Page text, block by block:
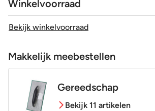
Winkelvoorraad
Bekijk winkelvoorraad
Makkelijk meebestellen
Gereedschap
Bekijk 11 artikelen